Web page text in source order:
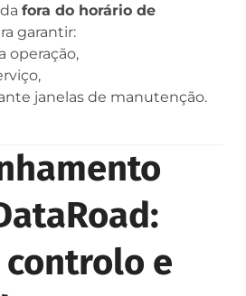
fora do horário de
garantir:
operação,
janelas de manutenção.
e